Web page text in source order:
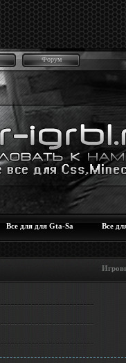
Форум
Все для для Gta-Sa Все
Игровые